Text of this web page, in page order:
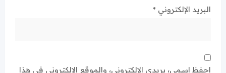
البريد الإلكتروني *
احفظ اسمي، بريدي الإلكتروني، والموقع الإلكتروني في هذا